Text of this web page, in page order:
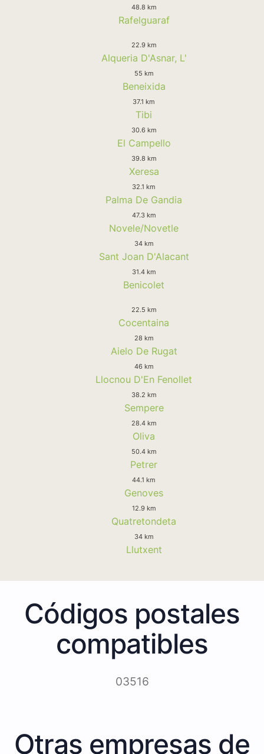
48.8 km
Rafelguaraf
22.9 km
Alqueria D'Asnar, L'
55 km
Beneixida
37.1 km
Tibi
30.6 km
El Campello
39.8 km
Xeresa
32.1 km
Palma De Gandia
47.3 km
Novele/Novetle
34 km
Sant Joan D'Alacant
31.4 km
Benicolet
22.5 km
Cocentaina
28 km
Aielo De Rugat
46 km
Llocnou D'En Fenollet
38.2 km
Sempere
28.4 km
Oliva
50.4 km
Petrer
44.1 km
Genoves
12.9 km
Quatretondeta
34 km
Llutxent
Códigos postales
compatibles
03516
Otras empresas de